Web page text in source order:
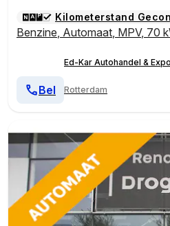
Kilometerstand
Benzine, Automaat, MPV, 70
Ed-Kar Autohandel &
Rotterdam
Bel